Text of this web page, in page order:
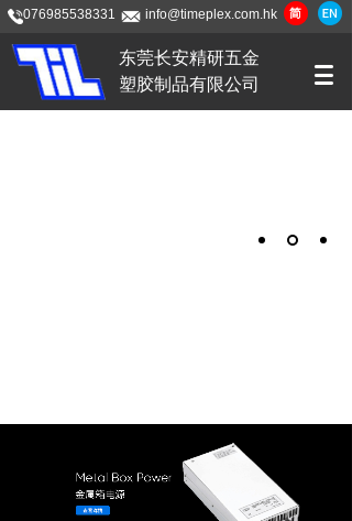
076985538331 info@timeplex.com.hk
东莞长安精研五金
塑胶制品有限公司